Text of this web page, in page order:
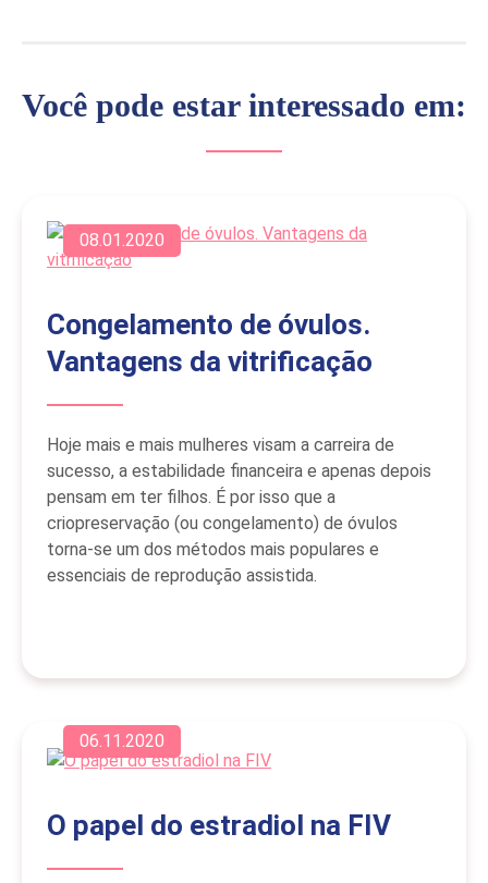
Você pode estar interessado em:
08.01.2020
Congelamento de óvulos.
Vantagens da vitrificação
Hoje mais e mais mulheres visam a carreira de
sucesso, a estabilidade financeira e apenas depois
pensam em ter filhos. É por isso que a
criopreservação (ou congelamento) de óvulos
torna-se um dos métodos mais populares e
essenciais de reprodução assistida.
06.11.2020
O papel do estradiol na FIV